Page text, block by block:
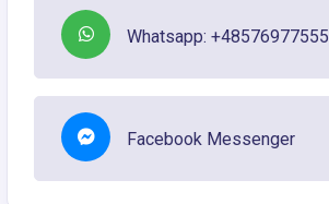
Whatsapp: +48576977555
Facebook Messenger